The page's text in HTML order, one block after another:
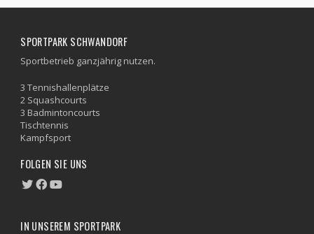
SPORTPARK SCHWANDORF
Sportbetrieb ganzjährig nutzen.
3 Tennishallenplätze
2 Squashcourts
3 Badmintoncourts
Tischtennis
Kampfsport
FOLGEN SIE UNS
IN UNSEREM SPORTPARK